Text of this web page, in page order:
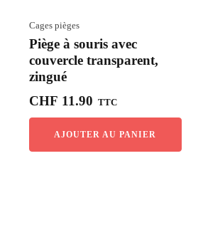
Cages pièges
Piège à souris avec
couvercle transparent,
zingué
CHF 11.90 TTC
AJOUTER AU PANIER